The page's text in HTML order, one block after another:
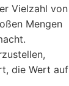
Vielzahl von
Mengen
die Wert auf